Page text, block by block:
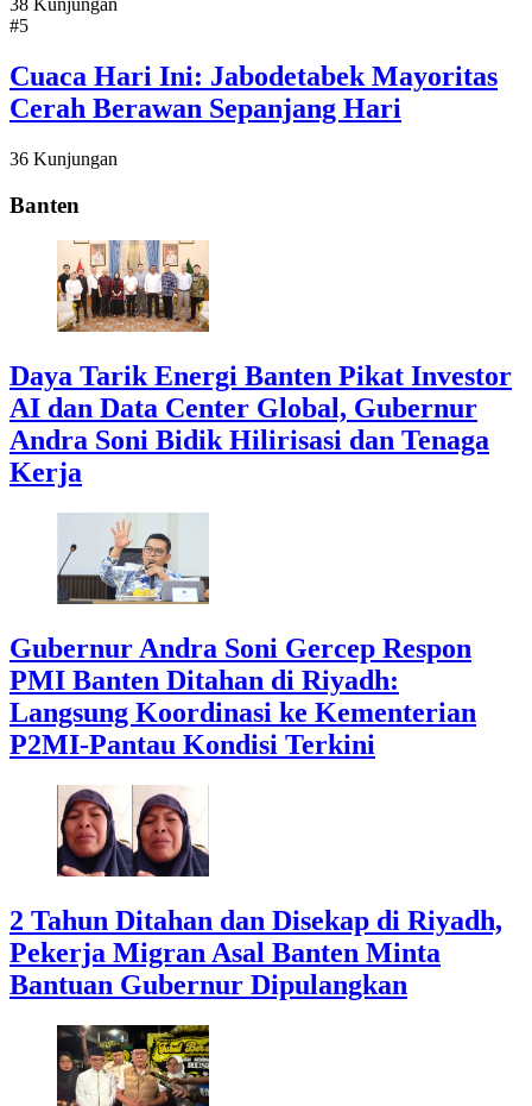
38 Kunjungan
#5
Cuaca Hari Ini: Jabodetabek Mayoritas
Cerah Berawan Sepanjang Hari
36 Kunjungan
Banten
Daya Tarik Energi Banten Pikat Investor
AI dan Data Center Global, Gubernur
Andra Soni Bidik Hilirisasi dan Tenaga
Kerja
Gubernur Andra Soni Gercep Respon
PMI Banten Ditahan di Riyadh:
Langsung Koordinasi ke Kementerian
P2MI-Pantau Kondisi Terkini
2 Tahun Ditahan dan Disekap di Riyadh,
Pekerja Migran Asal Banten Minta
Bantuan Gubernur Dipulangkan